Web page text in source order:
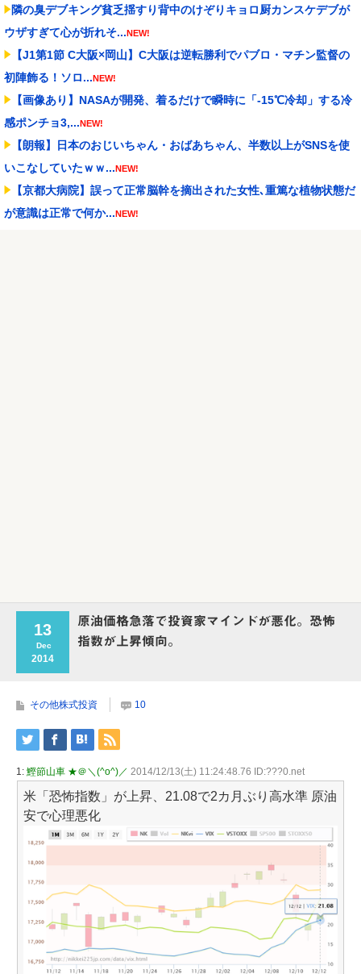
隣の臭デブキング貧乏揺すり背中のけぞりキョロ厨カンスケデブが
ウザすぎて心が折れそ...NEW!
【J1第1節 C大阪×岡山】C大阪は逆転勝利でパブロ・マチン監督の
初陣飾る！ソロ...NEW!
【画像あり】NASAが開発、着るだけで瞬時に「-15℃冷却」する冷
感ポンチョ3,...NEW!
【朗報】日本のおじいちゃん・おばあちゃん、半数以上がSNSを使
いこなしていたｗｗ...NEW!
【京都大病院】誤って正常脳幹を摘出された女性､重篤な植物状態だ
が意識は正常で何か...NEW!
13
Dec
2014
原油価格急落で投資家マインドが悪化。恐怖
指数が上昇傾向。
その他株式投資 10
1: 鰹節山車 ★＠＼(^o^)／ 2014/12/13(土) 11:24:48.76 ID:???0.net
米「恐怖指数」が上昇、21.08で2カ月ぶり高水準 原油
安で心理悪化